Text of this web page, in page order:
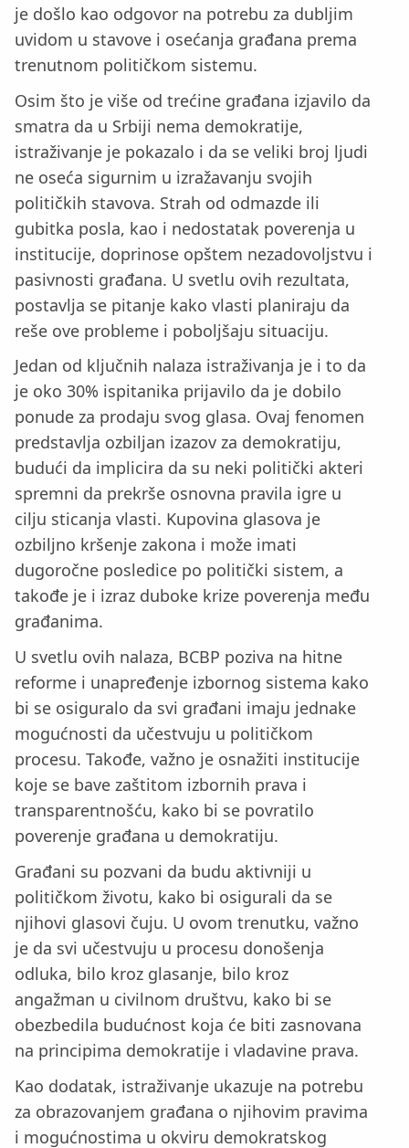
je došlo kao odgovor na potrebu za dubljim
uvidom u stavove i osećanja građana prema
trenutnom političkom sistemu.
Osim što je više od trećine građana izjavilo da
smatra da u Srbiji nema demokratije,
istraživanje je pokazalo i da se veliki broj ljudi
ne oseća sigurnim u izražavanju svojih
političkih stavova. Strah od odmazde ili
gubitka posla, kao i nedostatak poverenja u
institucije, doprinose opštem nezadovoljstvu i
pasivnosti građana. U svetlu ovih rezultata,
postavlja se pitanje kako vlasti planiraju da
reše ove probleme i poboljšaju situaciju.
Jedan od ključnih nalaza istraživanja je i to da
je oko 30% ispitanika prijavilo da je dobilo
ponude za prodaju svog glasa. Ovaj fenomen
predstavlja ozbiljan izazov za demokratiju,
budući da implicira da su neki politički akteri
spremni da prekrše osnovna pravila igre u
cilju sticanja vlasti. Kupovina glasova je
ozbiljno kršenje zakona i može imati
dugoročne posledice po politički sistem, a
takođe je i izraz duboke krize poverenja među
građanima.
U svetlu ovih nalaza, BCBP poziva na hitne
reforme i unapređenje izbornog sistema kako
bi se osiguralo da svi građani imaju jednake
mogućnosti da učestvuju u političkom
procesu. Takođe, važno je osnažiti institucije
koje se bave zaštitom izbornih prava i
transparentnošću, kako bi se povratilo
poverenje građana u demokratiju.
Građani su pozvani da budu aktivniji u
političkom životu, kako bi osigurali da se
njihovi glasovi čuju. U ovom trenutku, važno
je da svi učestvuju u procesu donošenja
odluka, bilo kroz glasanje, bilo kroz
angažman u civilnom društvu, kako bi se
obezbedila budućnost koja će biti zasnovana
na principima demokratije i vladavine prava.
Kao dodatak, istraživanje ukazuje na potrebu
za obrazovanjem građana o njihovim pravima
i mogućnostima u okviru demokratskog